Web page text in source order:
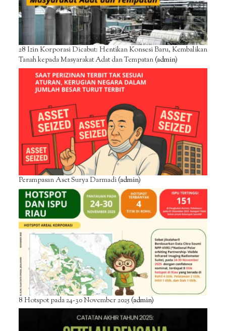
28 Izin Korporasi Dicabut: Hentikan Konsesi Baru, Kembalikan
Tanah kepada Masyarakat Adat dan Tempatan(admin)
Perampasan Aset Surya Darmadi(admin)
8 Hotspot pada 24-30 November 2025(admin)